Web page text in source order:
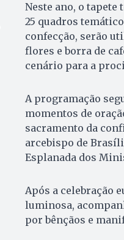
Neste ano, o tapete
25 quadros
confecção, serão
flores e borra de
cenário para a
A programação
momentos de
sacramento da
arcebispo de
Esplanada dos
Após a celebração
luminosa,
por bênçãos e